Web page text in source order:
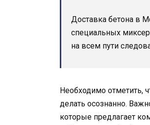
Доставка бетона в
специальных
на всем пути
Необходимо отметить,
делать осознанно.
которые предлагает